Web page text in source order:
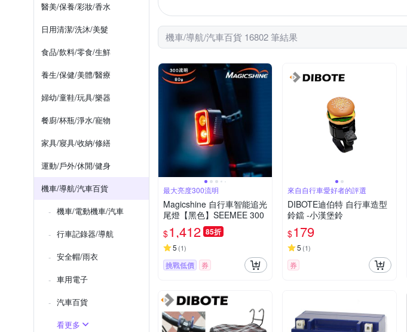
醫美/保養/彩妝/香水
日用清潔/洗沐/美髮
食品/飲料/零食/生鮮
養生/保健/美體/醫療
婦幼/童鞋/玩具/樂器
餐廚/杯瓶/淨水/寵物
家具/寢具/收納/修繕
運動/戶外/休閒/健身
機車/導航/汽車百貨
機車/電動機車/汽車
行車記錄器/導航
安全帽/雨衣
車用電子
汽車百貨
看更多
機車/導航/汽車百貨 16802 筆結果
最大亮度300流明
Magicshine 自行車智能追光
尾燈【黑色】SEEMEE 300
$1,412 85折
5 (1)
挑戰低價 券
來自自行車愛好者的評選
DIBOTE迪伯特 自行車造型
鈴鐺 -小漢堡鈴
$179
5 (1)
券